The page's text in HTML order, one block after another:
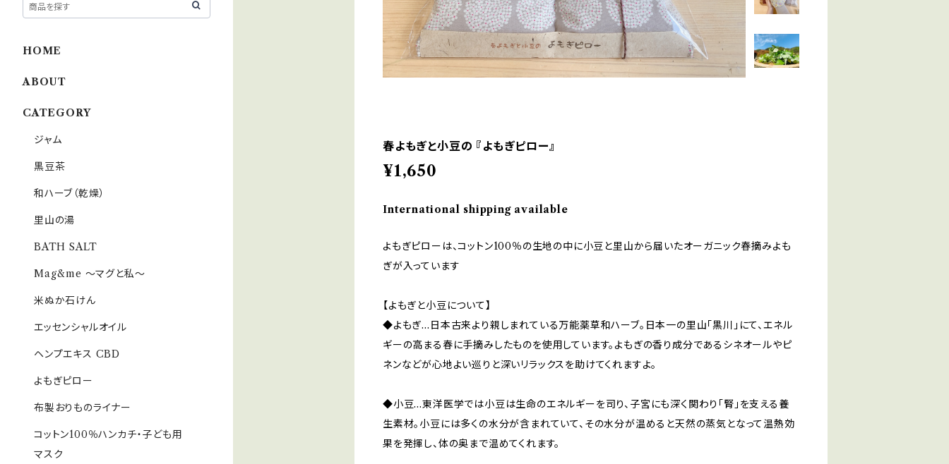
春よもぎと小豆の 『よもぎピロー』
¥1,650
International shipping available
よもぎピローは、コットン100％の生地の中に小豆と里山から届いたオーガニック春摘みよも
ぎが入っています
【よもぎと小豆について】
◆よもぎ…日本古来より親しまれている万能薬草和ハーブ。日本一の里山「黒川」にて、エネル
ギーの高まる春に手摘みしたものを使用しています。よもぎの香り成分であるシネオールやピ
ネンなどが心地よい巡りと深いリラックスを助けてくれますよ。
◆小豆…東洋医学では小豆は生命のエネルギーを司り、子宮にも深く関わり「腎」を支える養
生素材。小豆には多くの水分が含まれていて、その水分が温めると天然の蒸気となって温熱効
果を発揮し、体の奥まで温めてくれます。
HOME
ABOUT
CATEGORY
ジャム
黒豆茶
和ハーブ（乾燥）
里山の湯
BATH SALT
Mag&me ～マグと私～
米ぬか石けん
エッセンシャルオイル
ヘンプエキス CBD
よもぎピロー
布製おりものライナー
コットン100％ハンカチ・子ども用
マスク